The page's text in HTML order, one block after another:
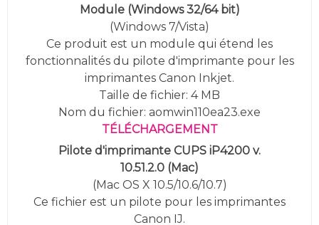
Module (Windows 32/64 bit)
(Windows 7/Vista)
Ce produit est un module qui étend les
fonctionnalités du pilote d'imprimante pour les
imprimantes Canon Inkjet.
Taille de fichier: 4 MB
Nom du fichier: aomwin110ea23.exe
TÉLÉCHARGEMENT
Pilote d'imprimante CUPS iP4200 v.
10.51.2.0 (Mac)
(Mac OS X 10.5/10.6/10.7)
Ce fichier est un pilote pour les imprimantes
Canon IJ.